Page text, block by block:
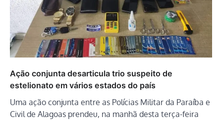
Ação conjunta desarticula trio suspeito de
estelionato em vários estados do país
Uma ação conjunta entre as Polícias Militar da Paraíba e
Civil de Alagoas prendeu, na manhã desta terça-feira